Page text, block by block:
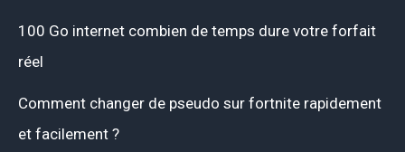
100 Go internet combien de temps dure votre forfait
réel
Comment changer de pseudo sur fortnite rapidement
et facilement ?